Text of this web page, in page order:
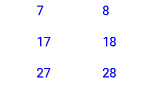
7 8
17 18
27 28